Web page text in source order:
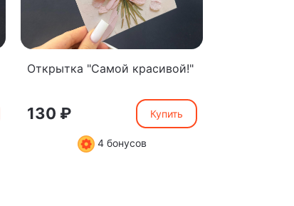
Открытка "Самой красивой!"
130 ₽ Купить
4 бонусов